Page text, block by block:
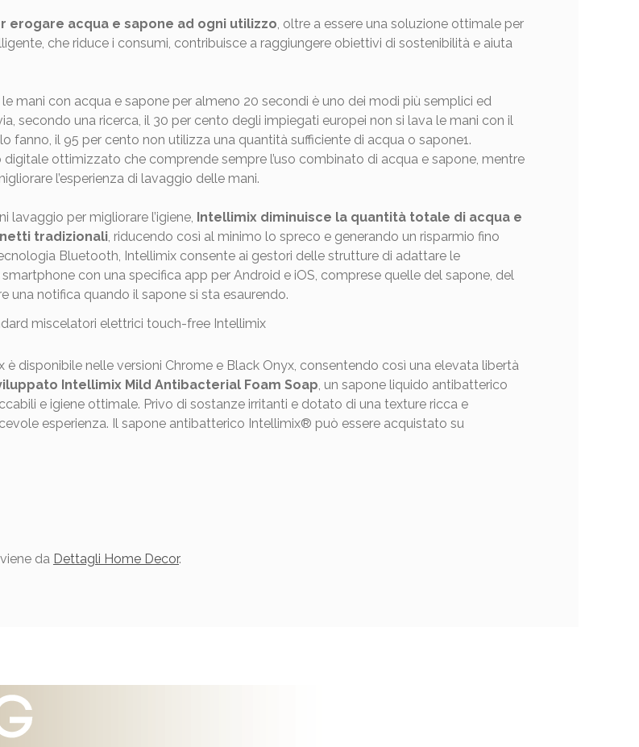
acqua e sapone ad ogni utilizzo, oltre a essere una soluzione ottimale per
che riduce i consumi, contribuisce a raggiungere obiettivi di sostenibilità e aiuta
mani con acqua e sapone per almeno 20 secondi è uno dei modi più semplici ed
secondo una ricerca, il 30 per cento degli impiegati europei non si lava le mani con il
fanno, il 95 per cento non utilizza una quantità sufficiente di acqua o sapone1.
ottimizzato che comprende sempre l’uso combinato di acqua e sapone, mentre
l’esperienza di lavaggio delle mani.
per migliorare l’igiene, Intellimix diminuisce la quantità totale di acqua e
tradizionali, riducendo così al minimo lo spreco e generando un risparmio fino
Bluetooth, Intellimix consente ai gestori delle strutture di adattare le
con una specifica app per Android e iOS, comprese quelle del sapone, del
una notifica quando il sapone si sta esaurendo.
disponibile nelle versioni Chrome e Black Onyx, consentendo così una elevata libertà
Intellimix Mild Antibacterial Foam Soap, un sapone liquido antibatterico
e igiene ottimale. Privo di sostanze irritanti e dotato di una texture ricca e
esperienza. Il sapone antibatterico Intellimix® può essere acquistato su
da Dettagli Home Decor.